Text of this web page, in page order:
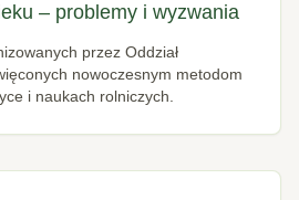
– problemy i wyzwania
przez Oddział
nowoczesnym metodom
i naukach rolniczych.